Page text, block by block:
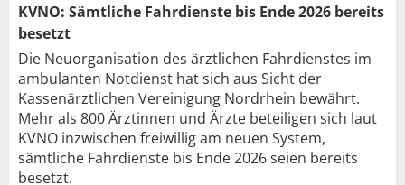
KVNO: Sämtliche Fahrdienste bis Ende 2026 bereits
besetzt
Die Neuorganisation des ärztlichen Fahrdienstes im
ambulanten Notdienst hat sich aus Sicht der
Kassenärztlichen Vereinigung Nordrhein bewährt.
Mehr als 800 Ärztinnen und Ärzte beteiligen sich laut
KVNO inzwischen freiwillig am neuen System,
sämtliche Fahrdienste bis Ende 2026 seien bereits
besetzt.